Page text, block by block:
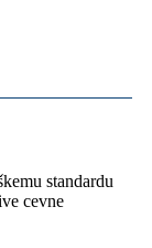
standardu
cevne